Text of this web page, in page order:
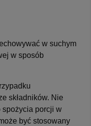
w suchym
w sposób
składników. Nie
spożycia porcji w
być stosowany